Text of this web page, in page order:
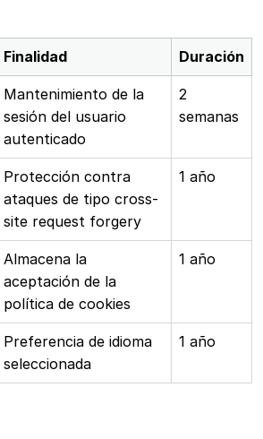
Finalidad Duración
Mantenimiento de la
sesión del usuario
autenticado
2
semanas
Protección contra
ataques de tipo cross-
site request forgery
1 año
Almacena la
aceptación de la
política de cookies
1 año
Preferencia de idioma
seleccionada
1 año